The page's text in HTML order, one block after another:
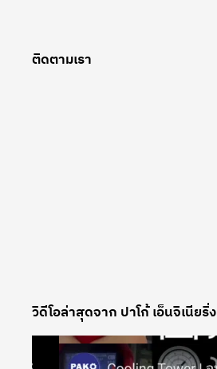
ติดตามเรา
วิดีโอล่าสุดจาก ปาโก้ เอ็นจิเนียริ่ง